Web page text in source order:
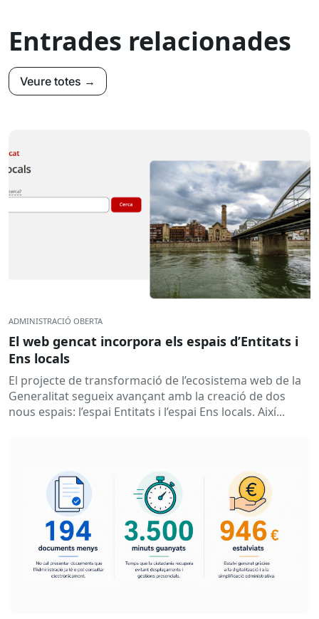
Entrades relacionades
Veure totes →
ADMINISTRACIÓ OBERTA
El web gencat incorpora els espais d’Entitats i
Ens locals
El projecte de transformació de l’ecosistema web de la
Generalitat segueix avançant amb la creació de dos
nous espais: l’espai Entitats i l’espai Ens locals. Així...